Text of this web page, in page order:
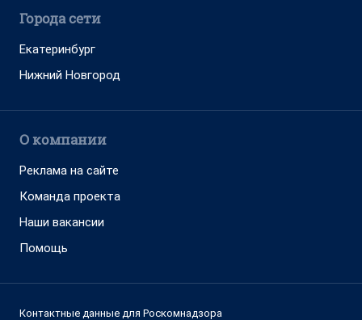
Города сети
Екатеринбург
Нижний Новгород
О компании
Реклама на сайте
Команда проекта
Наши вакансии
Помощь
Контактные данные для Роскомнадзора